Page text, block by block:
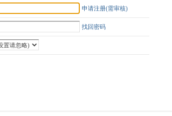
申请注册(需审核)
找回密码